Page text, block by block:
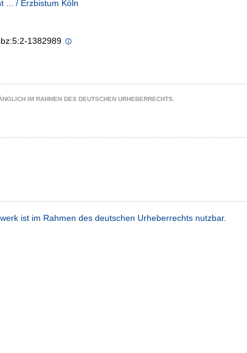
... / Erzbistum Köln
1382989
IM RAHMEN DES DEUTSCHEN URHEBERRECHTS.
ist im Rahmen des deutschen Urheberrechts nutzbar.